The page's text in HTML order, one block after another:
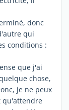
donc
qui
conditions :
que j'ai
chose,
je ne peux
qu'attendre